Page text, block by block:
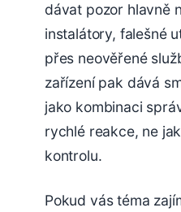
dávat pozor hlavně
instalátory, falešné
přes neověřené
zařízení pak dává
jako kombinaci
rychlé reakce, ne
kontrolu.
Pokud vás téma